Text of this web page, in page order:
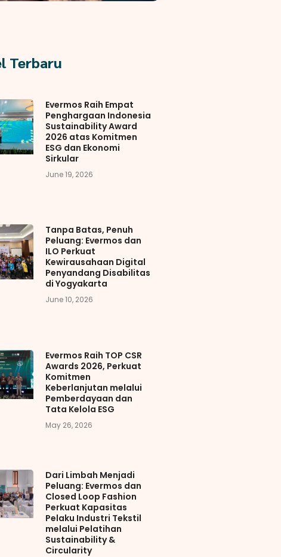
Terbaru
Evermos Raih Empat
Penghargaan Indonesia
Sustainability Award
2026 atas Komitmen
ESG dan Ekonomi
Sirkular
June 19, 2026
Tanpa Batas, Penuh
Peluang: Evermos dan
ILO Perkuat
Kewirausahaan Digital
Penyandang Disabilitas
di Yogyakarta
June 10, 2026
Evermos Raih TOP CSR
Awards 2026, Perkuat
Komitmen
Keberlanjutan melalui
Pemberdayaan dan
Tata Kelola ESG
May 26, 2026
Dari Limbah Menjadi
Peluang: Evermos dan
Closed Loop Fashion
Perkuat Kapasitas
Pelaku Industri Tekstil
melalui Pelatihan
Sustainability &
Circularity